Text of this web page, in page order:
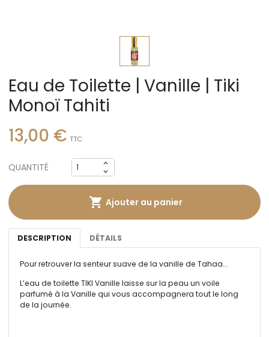
Eau de Toilette | Vanille | Tiki
Monoï Tahiti
13,00 € TTC
QUANTITÉ
 Ajouter au panier
DESCRIPTION DÉTAILS
Pour retrouver la senteur suave de la vanille de Tahaa...
L’eau de toilette TIKI Vanille laisse sur la peau un voile
parfumé à la Vanille qui vous accompagnera tout le long
de la journée.